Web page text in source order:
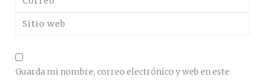
Guarda mi nombre, correo electrónico y web en este